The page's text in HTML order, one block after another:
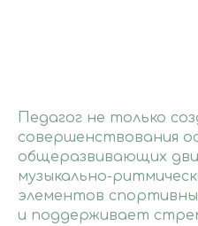
Педагог не только
совершенствования
общеразвивающих
музыкально-
элементов
и поддерживает